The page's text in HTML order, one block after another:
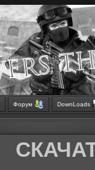
Форум DownLoads